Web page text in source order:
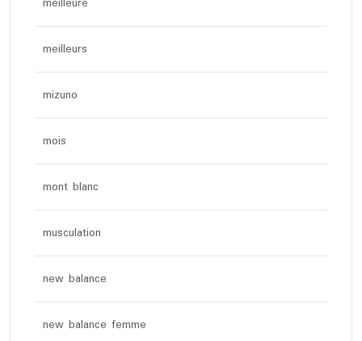
meilleurs
mizuno
mois
mont blanc
musculation
new balance
new balance femme